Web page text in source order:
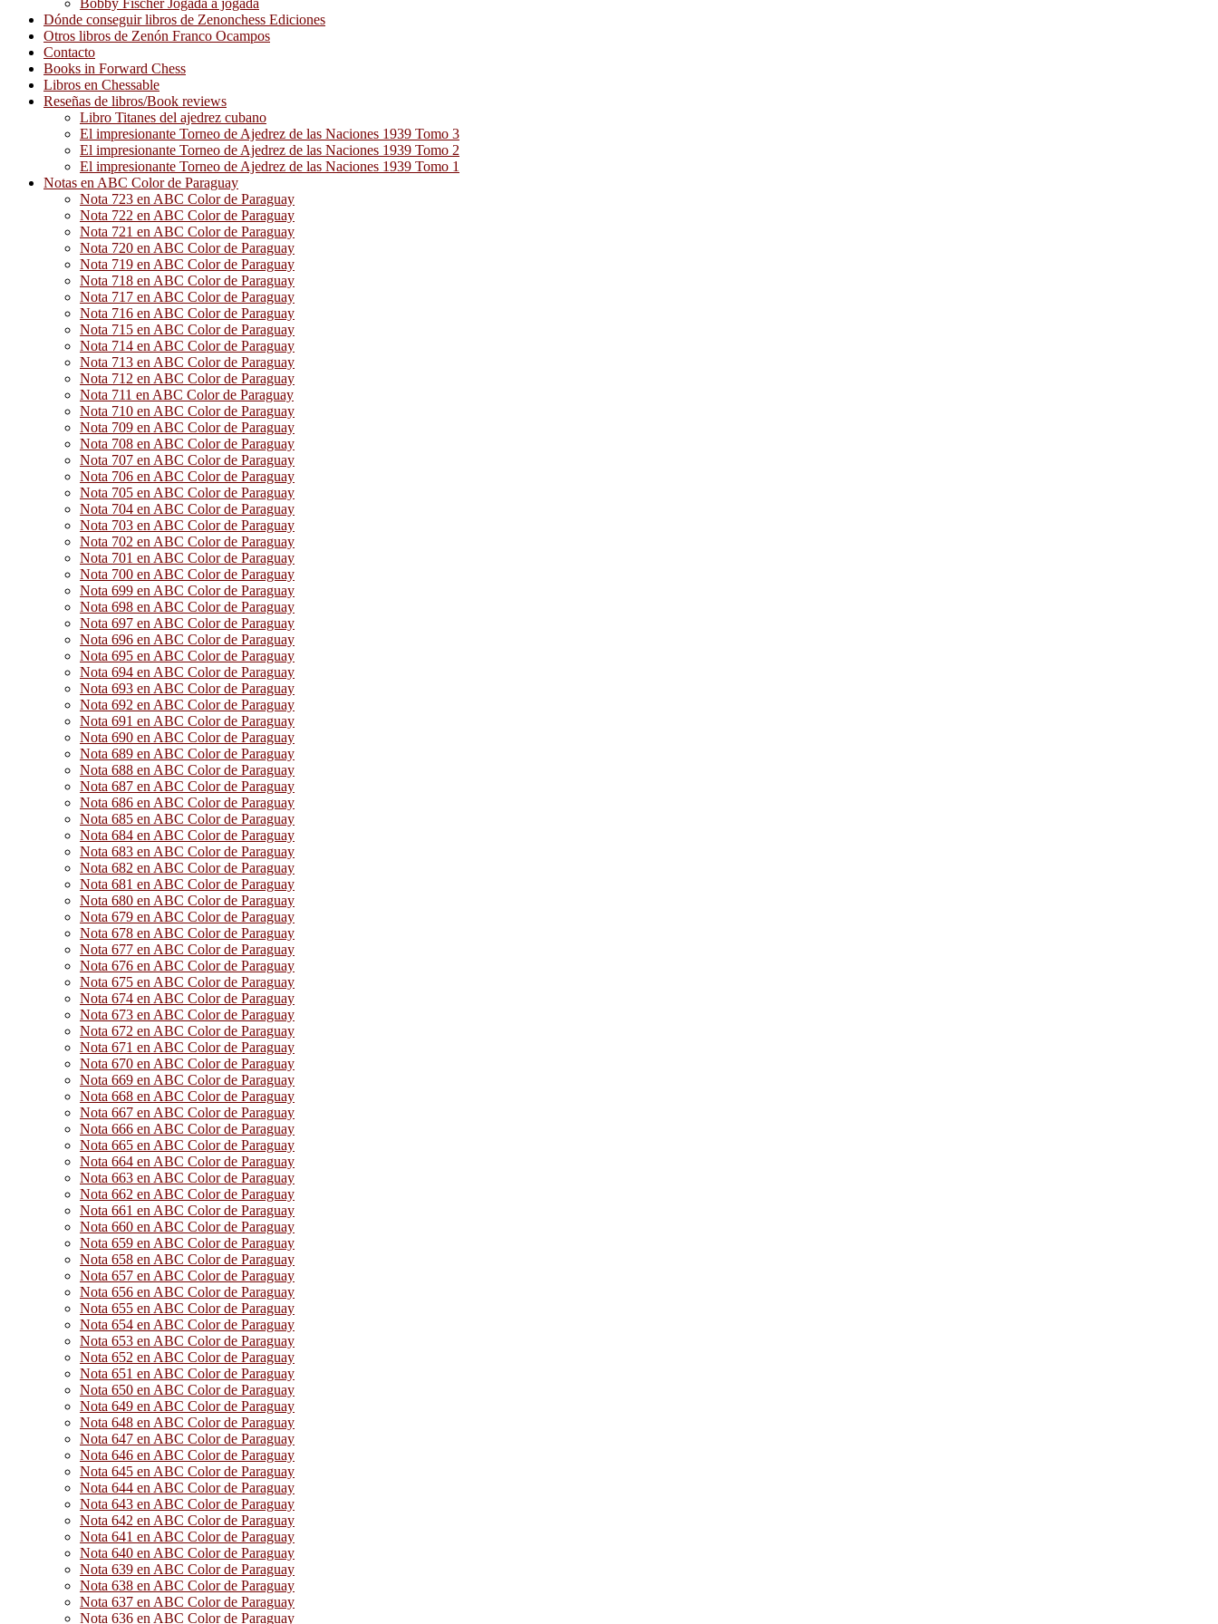
Bobby Fischer Jogada a jogada
Dónde conseguir libros de Zenonchess Ediciones
Otros libros de Zenón Franco Ocampos
Contacto
Books in Forward Chess
Libros en Chessable
Reseñas de libros/Book reviews
Libro Titanes del ajedrez cubano
El impresionante Torneo de Ajedrez de las Naciones 1939 Tomo 3
El impresionante Torneo de Ajedrez de las Naciones 1939 Tomo 2
El impresionante Torneo de Ajedrez de las Naciones 1939 Tomo 1
Notas en ABC Color de Paraguay
Nota 723 en ABC Color de Paraguay
Nota 722 en ABC Color de Paraguay
Nota 721 en ABC Color de Paraguay
Nota 720 en ABC Color de Paraguay
Nota 719 en ABC Color de Paraguay
Nota 718 en ABC Color de Paraguay
Nota 717 en ABC Color de Paraguay
Nota 716 en ABC Color de Paraguay
Nota 715 en ABC Color de Paraguay
Nota 714 en ABC Color de Paraguay
Nota 713 en ABC Color de Paraguay
Nota 712 en ABC Color de Paraguay
Nota 711 en ABC Color de Paraguay
Nota 710 en ABC Color de Paraguay
Nota 709 en ABC Color de Paraguay
Nota 708 en ABC Color de Paraguay
Nota 707 en ABC Color de Paraguay
Nota 706 en ABC Color de Paraguay
Nota 705 en ABC Color de Paraguay
Nota 704 en ABC Color de Paraguay
Nota 703 en ABC Color de Paraguay
Nota 702 en ABC Color de Paraguay
Nota 701 en ABC Color de Paraguay
Nota 700 en ABC Color de Paraguay
Nota 699 en ABC Color de Paraguay
Nota 698 en ABC Color de Paraguay
Nota 697 en ABC Color de Paraguay
Nota 696 en ABC Color de Paraguay
Nota 695 en ABC Color de Paraguay
Nota 694 en ABC Color de Paraguay
Nota 693 en ABC Color de Paraguay
Nota 692 en ABC Color de Paraguay
Nota 691 en ABC Color de Paraguay
Nota 690 en ABC Color de Paraguay
Nota 689 en ABC Color de Paraguay
Nota 688 en ABC Color de Paraguay
Nota 687 en ABC Color de Paraguay
Nota 686 en ABC Color de Paraguay
Nota 685 en ABC Color de Paraguay
Nota 684 en ABC Color de Paraguay
Nota 683 en ABC Color de Paraguay
Nota 682 en ABC Color de Paraguay
Nota 681 en ABC Color de Paraguay
Nota 680 en ABC Color de Paraguay
Nota 679 en ABC Color de Paraguay
Nota 678 en ABC Color de Paraguay
Nota 677 en ABC Color de Paraguay
Nota 676 en ABC Color de Paraguay
Nota 675 en ABC Color de Paraguay
Nota 674 en ABC Color de Paraguay
Nota 673 en ABC Color de Paraguay
Nota 672 en ABC Color de Paraguay
Nota 671 en ABC Color de Paraguay
Nota 670 en ABC Color de Paraguay
Nota 669 en ABC Color de Paraguay
Nota 668 en ABC Color de Paraguay
Nota 667 en ABC Color de Paraguay
Nota 666 en ABC Color de Paraguay
Nota 665 en ABC Color de Paraguay
Nota 664 en ABC Color de Paraguay
Nota 663 en ABC Color de Paraguay
Nota 662 en ABC Color de Paraguay
Nota 661 en ABC Color de Paraguay
Nota 660 en ABC Color de Paraguay
Nota 659 en ABC Color de Paraguay
Nota 658 en ABC Color de Paraguay
Nota 657 en ABC Color de Paraguay
Nota 656 en ABC Color de Paraguay
Nota 655 en ABC Color de Paraguay
Nota 654 en ABC Color de Paraguay
Nota 653 en ABC Color de Paraguay
Nota 652 en ABC Color de Paraguay
Nota 651 en ABC Color de Paraguay
Nota 650 en ABC Color de Paraguay
Nota 649 en ABC Color de Paraguay
Nota 648 en ABC Color de Paraguay
Nota 647 en ABC Color de Paraguay
Nota 646 en ABC Color de Paraguay
Nota 645 en ABC Color de Paraguay
Nota 644 en ABC Color de Paraguay
Nota 643 en ABC Color de Paraguay
Nota 642 en ABC Color de Paraguay
Nota 641 en ABC Color de Paraguay
Nota 640 en ABC Color de Paraguay
Nota 639 en ABC Color de Paraguay
Nota 638 en ABC Color de Paraguay
Nota 637 en ABC Color de Paraguay
Nota 636 en ABC Color de Paraguay